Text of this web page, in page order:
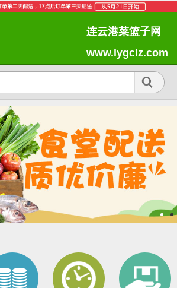
连云港菜篮子网
www.lygclz.com